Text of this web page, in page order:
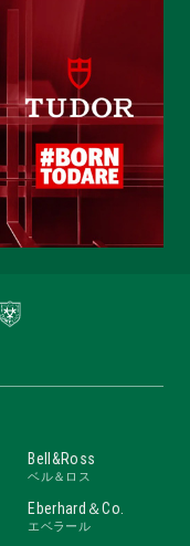
Bell&Ross
ベル＆ロス
Eberhard＆Co.
エベラール